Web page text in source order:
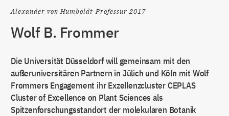
Alexander von Humboldt-Professur 2017
Wolf B. Frommer
Die Universität Düsseldorf will gemeinsam mit den
außeruniversitären Partnern in Jülich und Köln mit Wolf
Frommers Engagement ihr Exzellenzcluster CEPLAS
Cluster of Excellence on Plant Sciences als
Spitzenforschungsstandort der molekularen Botanik